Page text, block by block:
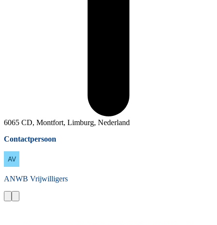
6065 CD, Montfort, Limburg, Nederland
Contactpersoon
ANWB Vrijwilligers